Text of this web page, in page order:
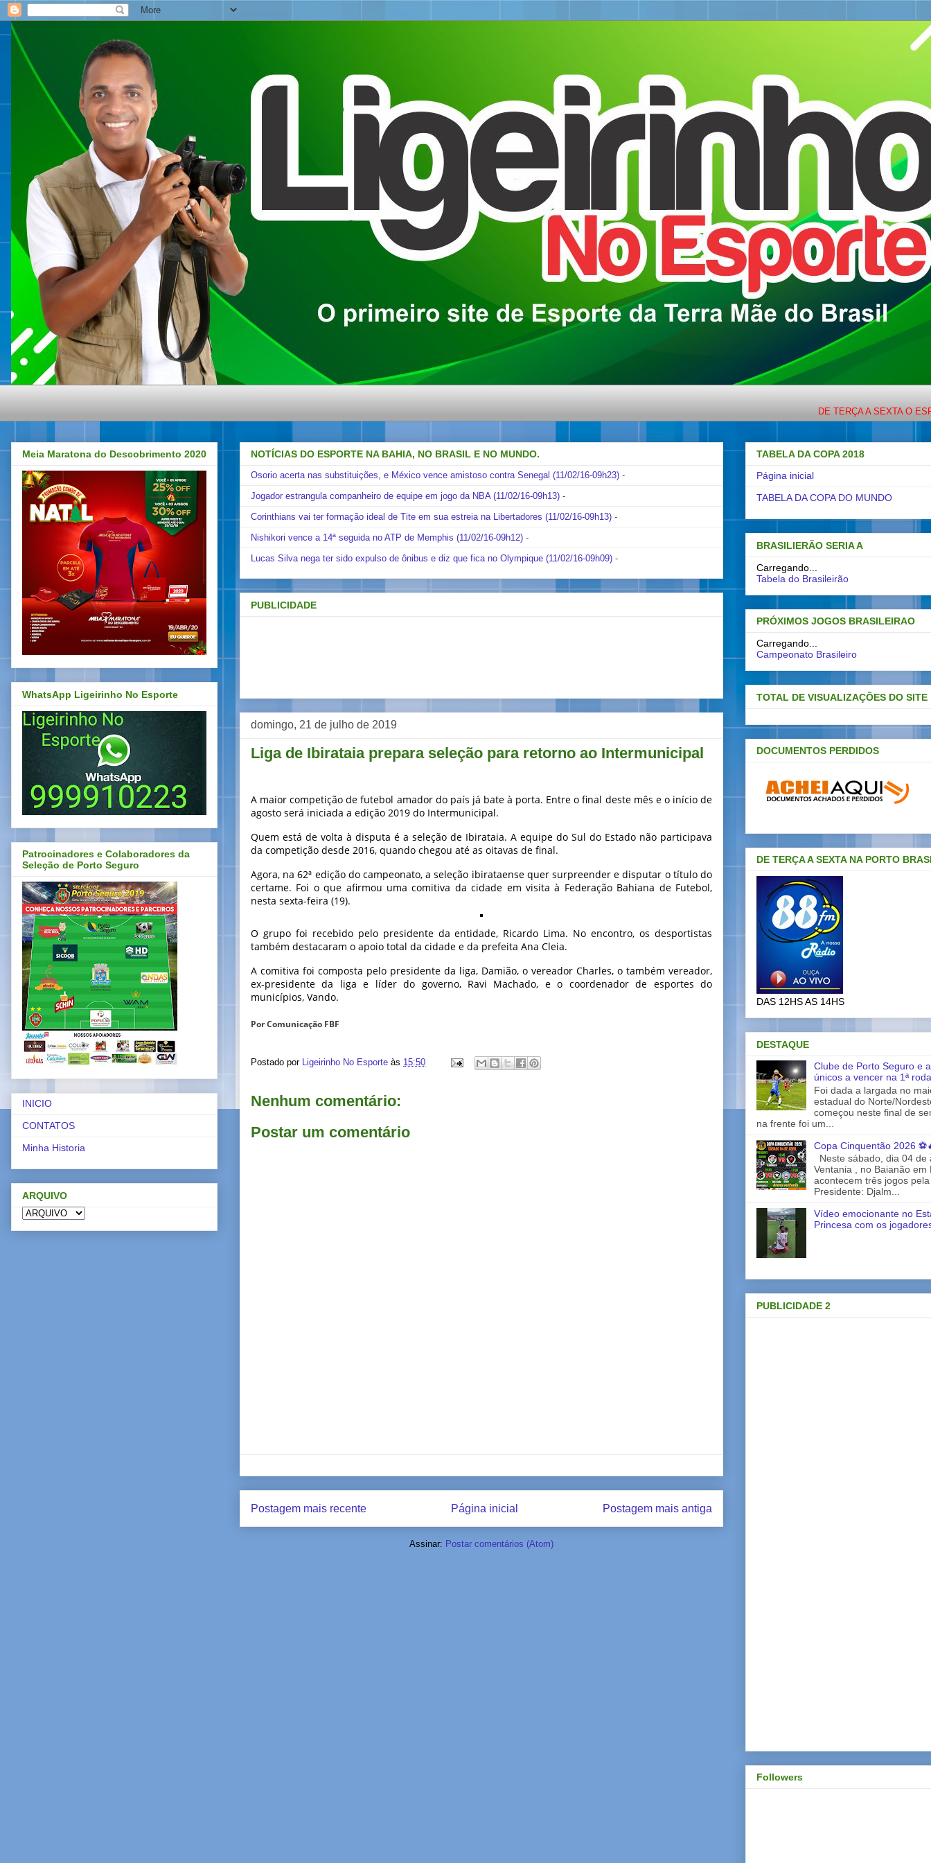
DE TERÇA A SEXTA O
NOTÍCIAS DO ESPORTE NA BAHIA, NO BRASIL E NO MUNDO.
Osorio acerta nas substituições, e México vence amistoso contra Senegal (11/02/16-09h23) -
Jogador estrangula companheiro de equipe em jogo da NBA (11/02/16-09h13) -
Corinthians vai ter formação ideal de Tite em sua estreia na Libertadores (11/02/16-09h13) -
Nishikori vence a 14ª seguida no ATP de Memphis (11/02/16-09h12) -
Lucas Silva nega ter sido expulso de ônibus e diz que fica no Olympique (11/02/16-09h09) -
PUBLICIDADE
domingo, 21 de julho de 2019
Liga de Ibirataia prepara seleção para retorno ao Intermunicipal
A maior competição de futebol amador do país já bate à porta. Entre o final deste mês e o início de
agosto será iniciada a edição 2019 do Intermunicipal.
Quem está de volta à disputa é a seleção de Ibirataia. A equipe do Sul do Estado não participava
da competição desde 2016, quando chegou até as oitavas de final.
Agora, na 62ª edição do campeonato, a seleção ibirataense quer surpreender e disputar o título do
certame. Foi o que afirmou uma comitiva da cidade em visita à Federação Bahiana de Futebol,
nesta sexta-feira (19).
O grupo foi recebido pelo presidente da entidade, Ricardo Lima. No encontro, os desportistas
também destacaram o apoio total da cidade e da prefeita Ana Cleia.
A comitiva foi composta pelo presidente da liga, Damião, o vereador Charles, o também vereador,
ex-presidente da liga e líder do governo, Ravi Machado, e o coordenador de esportes do
municípios, Vando.
Por Comunicação FBF
Postado por Ligeirinho No Esporte às 15:50
Nenhum comentário:
Postar um comentário
Postagem mais recente Postagem mais antiga
Página inicial
Assinar: Postar comentários (Atom)
Meia Maratona do Descobrimento 2020
WhatsApp Ligeirinho No Esporte
Patrocinadores e Colaboradores da
Seleção de Porto Seguro
INICIO
CONTATOS
Minha Historia
ARQUIVO
TABELA DA COPA 2018
Página inicial
TABELA DA COPA DO MUNDO
BRASILIERÃO SERIA A
Carregando...
Tabela do Brasileirão
PRÓXIMOS JOGOS BRASILEIRAO
Carregando...
Campeonato Brasileiro
TOTAL DE VISUALIZAÇÕES DO SITE
DOCUMENTOS PERDIDOS
DE TERÇA A SEXTA NA PORTO
DAS 12HS AS 14HS
DESTAQUE
Clube de Porto Seguro e
únicos a vencer na 1ª
Foi dada a largada no
estadual do Norte/
começou neste final de
na frente foi um...
Copa Cinquentão 2026
Neste sábado, dia 04 de
Ventania , no Baianão em
acontecem três jogos
Presidente: Djalm...
Vídeo emocionante no
Princesa com os
PUBLICIDADE 2
Followers